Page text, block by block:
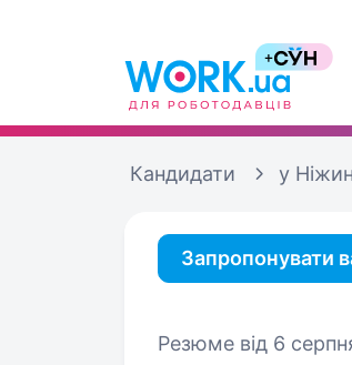
Кандидати у
Запропонувати
Резюме від 6